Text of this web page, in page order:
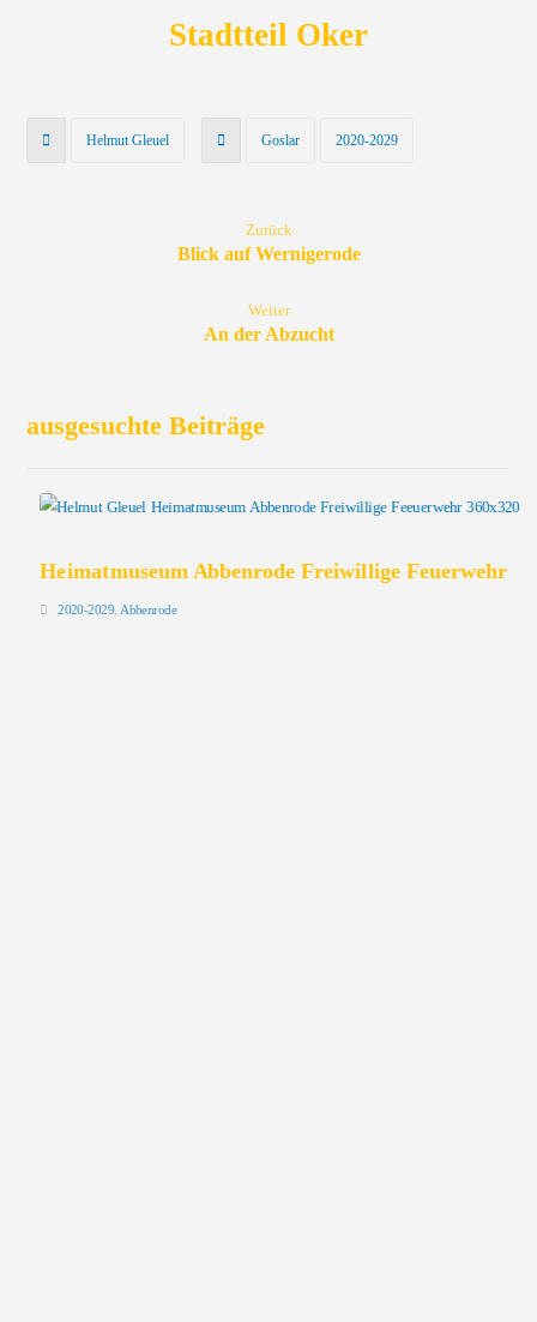
Stadtteil Oker
Helmut Gleuel Goslar 2020-2029
Zurück
Blick auf Wernigerode
Weiter
An der Abzucht
ausgesuchte Beiträge
Heimatmuseum Abbenrode Freiwillige Feuerwehr
2020-2029, Abbenrode